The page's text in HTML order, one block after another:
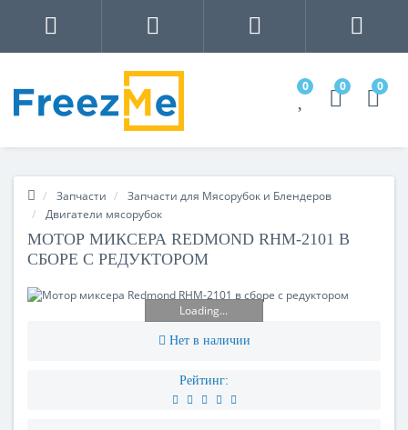
0 0 0
Запчасти
Запчасти для Мясорубок и Блендеров
Двигатели мясорубок
МОТОР МИКСЕРА REDMOND RHM-2101 В
СБОРЕ С РЕДУКТОРОМ
Loading...
Нет в наличии
Рейтинг: